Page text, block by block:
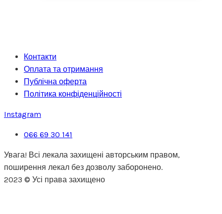
Контакти
Оплата та отримання
Публічна оферта
Політика конфіденційності
Instagram
066 69 30 141
Увага! Всі лекала захищені авторським правом,
поширення лекал без дозволу заборонено.
2023 © Усі права захищено